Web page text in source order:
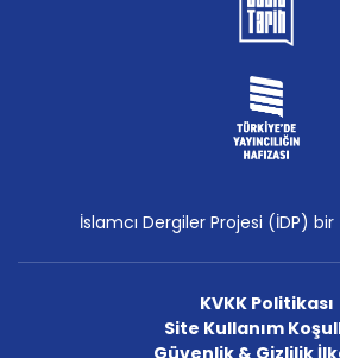
İslamcı Dergiler Projesi (İDP) bir
KVKK Politikası
Site Kullanım
Güvenlik & Gizlilik